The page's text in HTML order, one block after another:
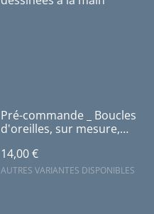
Pré-commande _ Boucles
d'oreilles, sur mesure,
main
14,00 €
AUTRES VARIANTES DISPONIBLES